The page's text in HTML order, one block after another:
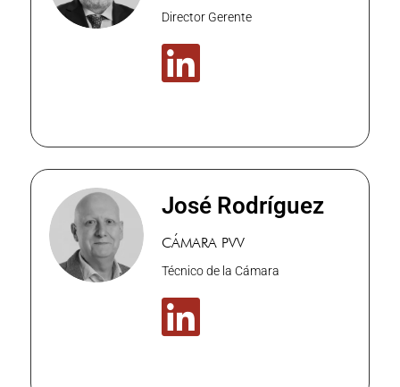
Director Gerente

José Rodríguez
CÁMARA PVV
Técnico de la Cámara
